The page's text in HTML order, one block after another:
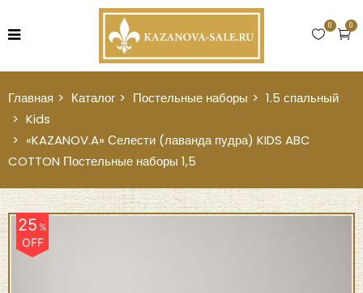
0
0
Главная Каталог Постельные наборы
1.5 спальный
Kids
«KAZANOV.A» Селести (лаванда пудра) KIDS ABC
COTTON Постельные наборы 1,5
25%
OFF